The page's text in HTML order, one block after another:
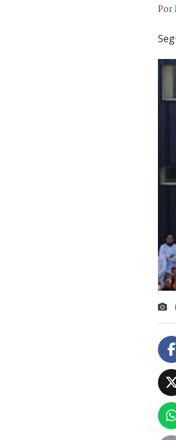
Por